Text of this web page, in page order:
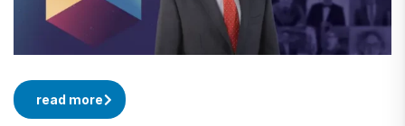
read more